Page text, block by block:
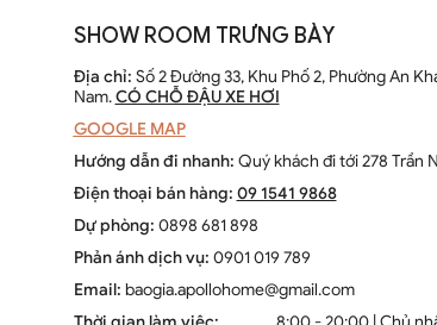
SHOW ROOM TRƯNG BÀY
Địa chỉ: Số 2 Đường 33, Khu Phố 2, Phường An
Nam.CÓ CHỖ ĐẬU XE HƠI
GOOGLE MAP
Hướng dẫn đi nhanh: Quý khách đi tới 278 Trần
Điện thoại bán hàng: 09 1541 9868
Dự phòng: 0898 681 898
Phản ánh dịch vụ: 0901 019 789
Email: baogia.apollohome@gmail.com